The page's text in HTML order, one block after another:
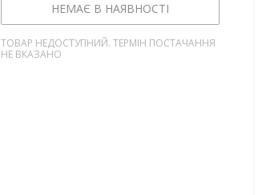
НЕМАЄ В НАЯВНОСТІ
ТОВАР НЕДОСТУПНИЙ. ТЕРМІН ПОСТАЧАННЯ
НЕ ВКАЗАНО